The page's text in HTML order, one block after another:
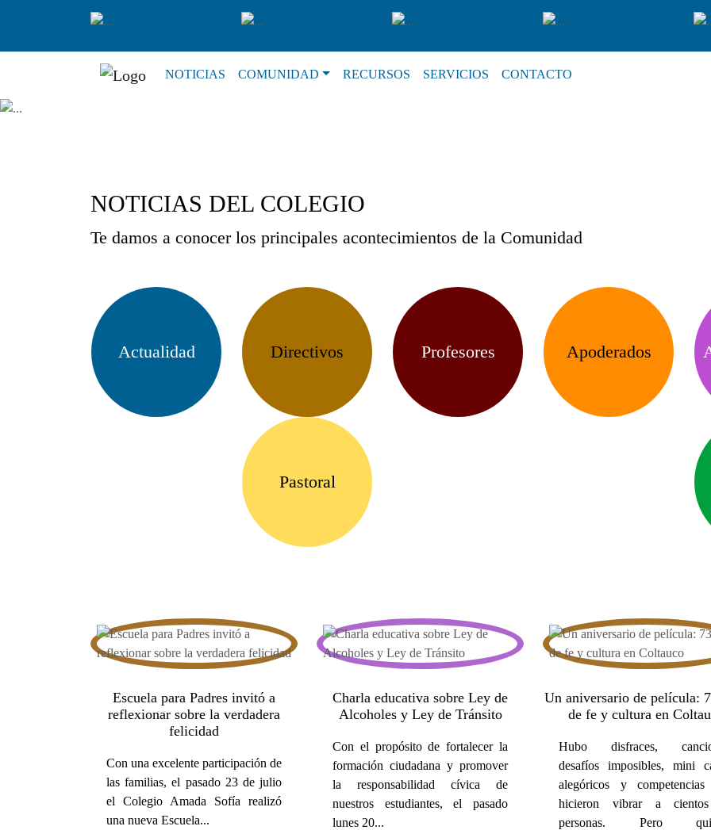
NOTICIAS COMUNIDAD RECURSOS SERVICIOS CONTACTO
NOTICIAS DEL COLEGIO
Te damos a conocer los principales acontecimientos de la Comunidad
Actualidad Directivos Profesores Apoderados
Pastoral
Escuela para Padres invitó a
reflexionar sobre la verdadera
felicidad
Con una excelente participación de
las familias, el pasado 23 de julio
el Colegio Amada Sofía realizó
una nueva Escuela...
Charla educativa sobre Ley de
Alcoholes y Ley de Tránsito
Con el propósito de fortalecer la
formación ciudadana y promover
la responsabilidad cívica de
nuestros estudiantes, el pasado
lunes 20...
Un aniversario de película:
de fe y cultura en
Hubo disfraces,
desafíos imposibles, mini
alegóricos y
hicieron vibrar a
personas. Pero